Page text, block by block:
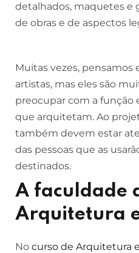
detalhados, maquetes e
de obras e de aspectos
Muitas vezes,
artistas, mas eles são
preocupar com a função
que arquitetam. Ao
também devem estar
das pessoas que as
destinados.
A faculdade
Arquitetura
No curso de Arquitetura